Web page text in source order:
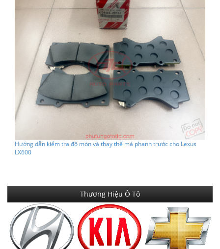
Hướng dẫn kiểm tra độ mòn và thay thế má phanh trước cho Lexus
LX600
Thương Hiệu Ô Tô